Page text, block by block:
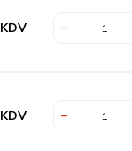
KDV
KDV